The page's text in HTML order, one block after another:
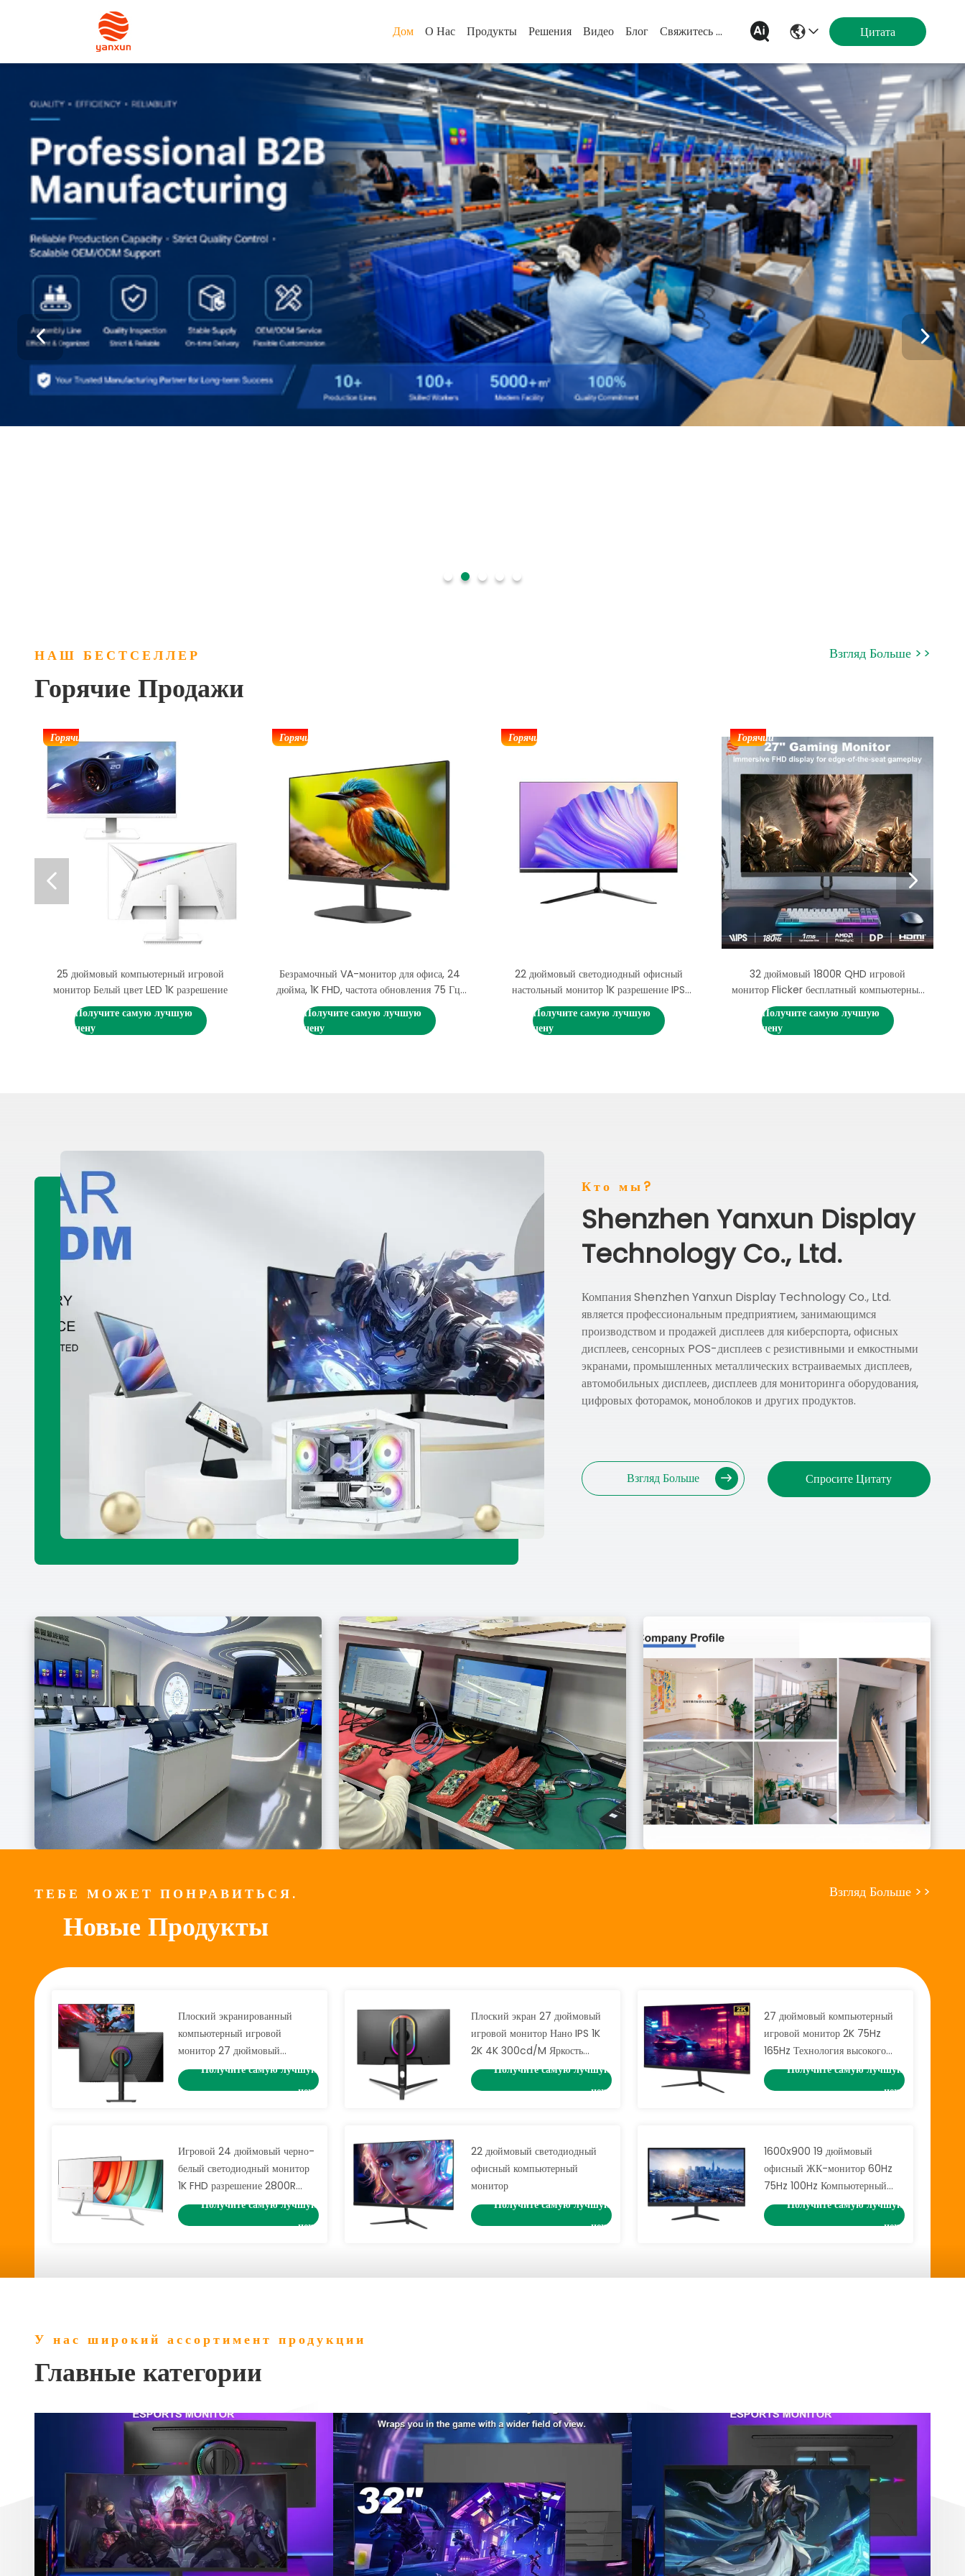
Дом О Нас Продукты Решения Видео Блог Свяжитесь Мы Цитата
НАШ БЕСТСЕЛЛЕР
Горячие Продажи
Взгляд Больше > >
Горячий
25 дюймовый компьютерный игровой
монитор Белый цвет LED 1K разрешение
Получите самую лучшую
цену
Горячий
Безрамочный VA-монитор для офиса, 24
дюйма, 1K FHD, частота обновления 75 Гц,
100 Гц, 165 Гц
Получите самую лучшую
цену
Горячий
22 дюймовый светодиодный офисный
настольный монитор 1K разрешение IPS
панель 60Hz 75Hz 100Hz скорость
обновления
Получите самую лучшую
цену
Горячий
32 дюймовый 1800R QHD игровой
монитор Flicker бесплатный компьютерный
монитор высокого разрешения
Получите самую лучшую
цену
 
Кто мы?
Shenzhen Yanxun Display
Technology Co., Ltd.
Компания Shenzhen Yanxun Display Technology Co., Ltd.
является профессиональным предприятием, занимающимся
производством и продажей дисплеев для киберспорта, офисных
дисплеев, сенсорных POS-дисплеев с резистивными и емкостными
экранами, промышленных металлических встраиваемых дисплеев,
автомобильных дисплеев, дисплеев для мониторинга оборудования,
цифровых фоторамок, моноблоков и других продуктов.
Взгляд Больше Спросите Цитату
ТЕБЕ МОЖЕТ ПОНРАВИТЬСЯ.
Новые Продукты
Взгляд Больше > >
Плоский экранированный
компьютерный игровой
монитор 27 дюймовый
мультиинтерфейс с
регулируемой высотой скобкой
Получите самую лучшую
цену
Плоский экран 27 дюймовый
игровой монитор Нано IPS 1K
2K 4K 300cd/M Яркость
Антисиний свет
Получите самую лучшую
цену
27 дюймовый компьютерный
игровой монитор 2K 75Hz
165Hz Технология высокого
обновления Ультра узкий
ремень
Получите самую лучшую
цену
Игровой 24 дюймовый черно-
белый светодиодный монитор
1K FHD разрешение 2800R
144Hz 165Hz 180Hz
Получите самую лучшую
цену
22 дюймовый светодиодный
офисный компьютерный
монитор
Получите самую лучшую
цену
1600x900 19 дюймовый
офисный ЖК-монитор 60Hz
75Hz 100Hz Компьютерный
монитор с динамиком HDMi
Получите самую лучшую
цену
У нас широкий ассортимент продукции
Главные категории